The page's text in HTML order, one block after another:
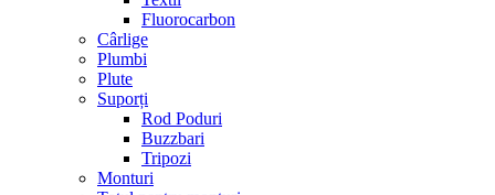
Fluorocarbon
Cârlige
Plumbi
Plute
Suporți
Rod Poduri
Buzzbari
Tripozi
Monturi